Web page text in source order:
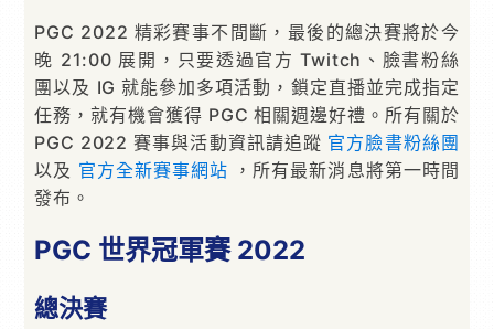
PGC 2022 精彩賽事不間斷，最後的總決賽將於今
晚 21:00 展開，只要透過官方 Twitch、臉書粉絲
團以及 IG 就能參加多項活動，鎖定直播並完成指定
任務，就有機會獲得 PGC 相關週邊好禮。所有關於
PGC 2022 賽事與活動資訊請追蹤 官方臉書粉絲團
以及 官方全新賽事網站 ，所有最新消息將第一時間
發布。
PGC 世界冠軍賽 2022
總決賽